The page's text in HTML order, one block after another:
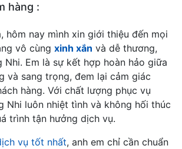
hàng :
hôm nay mình xin giới thiệu đến mọi
vô cùng xinh xắn và dễ thương,
Nhi. Em là sự kết hợp hoàn hảo giữa
và sang trọng, đem lại cảm giác
hàng. Với chất lượng phục vụ
Nhi luôn nhiệt tình và không hối thúc
trình tận hưởng dịch vụ.
vụ tốt nhất, anh em chỉ cần chuẩn